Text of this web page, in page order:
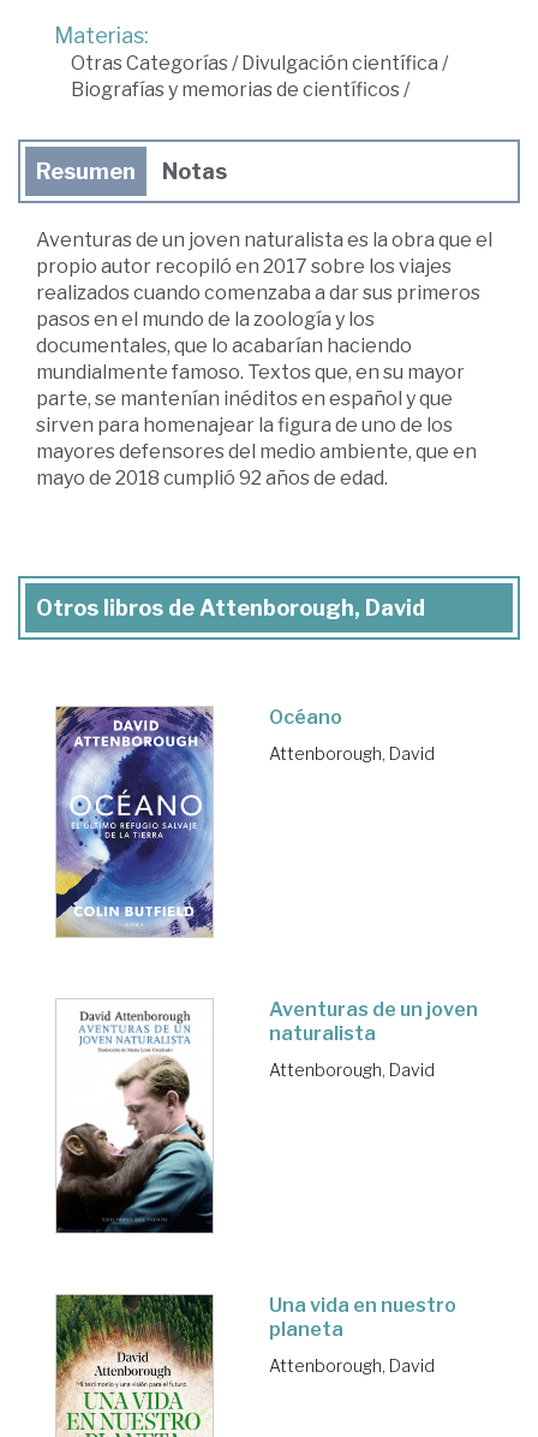
Materias:
Otras Categorías/Divulgación científica /
Biografías y memorias de científicos/
Resumen Notas
Aventuras de un joven naturalista es la obra que el
propio autor recopiló en 2017 sobre los viajes
realizados cuando comenzaba a dar sus primeros
pasos en el mundo de la zoología y los
documentales, que lo acabarían haciendo
mundialmente famoso. Textos que, en su mayor
parte, se mantenían inéditos en español y que
sirven para homenajear la figura de uno de los
mayores defensores del medio ambiente, que en
mayo de 2018 cumplió 92 años de edad.
Otros libros de Attenborough, David
Océano
Attenborough, David
Aventuras de un joven
naturalista
Attenborough, David
Una vida en nuestro
planeta
Attenborough, David